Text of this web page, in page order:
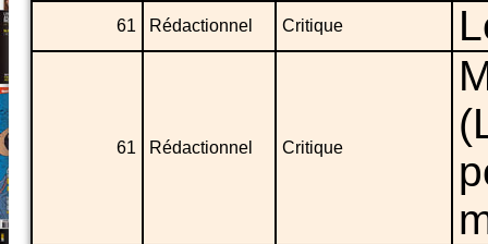
61 Rédactionnel Critique
61 Rédactionnel Critique